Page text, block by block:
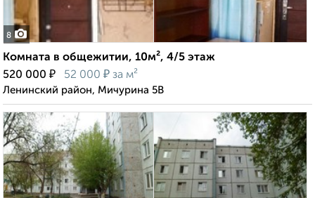
8
Комната в общежитии, 10м², 4/5 этаж
520 000 ₽ 52 000 ₽ за м²
Ленинский район, Мичурина 5В